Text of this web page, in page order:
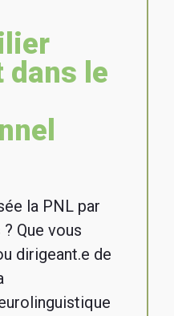
dans le
la PNL par
Que vous
dirigeant.e de